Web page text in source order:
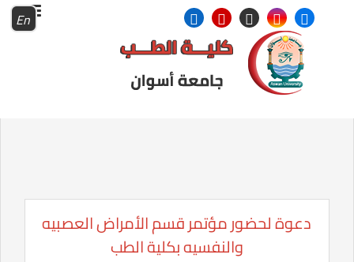
En
دعوة لحضور مؤتمر قسم الأمراض العصبيه
والنفسيه بكلية الطب